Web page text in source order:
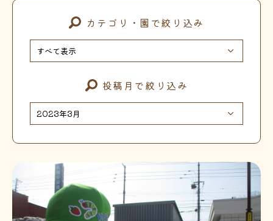
カテゴリ・園で絞り込み
投稿月で絞り込み